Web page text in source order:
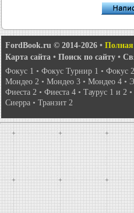
FordBook.ru © 2014-2026 • Полная
Карта сайта • Поиск по сайту •
Фокус 1 • Фокус Турнир 1 • Фокус 2
Мондео 2 • Мондео 3 • Мондео 4 •
Фиеста 2 • Фиеста 4 • Таурус 1 и 2 •
Сиерра • Транзит 2